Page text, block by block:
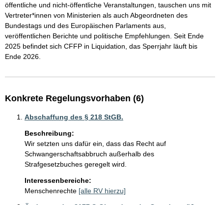
öffentliche und nicht-öffentliche Veranstaltungen, tauschen uns mit
Vertreter*innen von Ministerien als auch Abgeordneten des
Bundestags und des Europäischen Parlaments aus,
veröffentlichen Berichte und politische Empfehlungen. Seit Ende
2025 befindet sich CFFP in Liquidation, das Sperrjahr läuft bis
Ende 2026.
Konkrete Regelungsvorhaben (6)
Abschaffung des § 218 StGB.
Beschreibung:
Wir setzten uns dafür ein, dass das Recht auf
Schwangerschaftsabbruch außerhalb des
Strafgesetzbuches geregelt wird.
Interessenbereiche:
Menschenrechte [alle RV hierzu]